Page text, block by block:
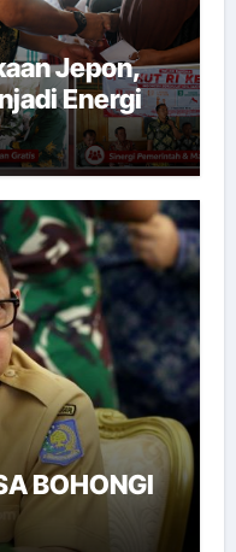
Jepon,
Energi
BOHONGI